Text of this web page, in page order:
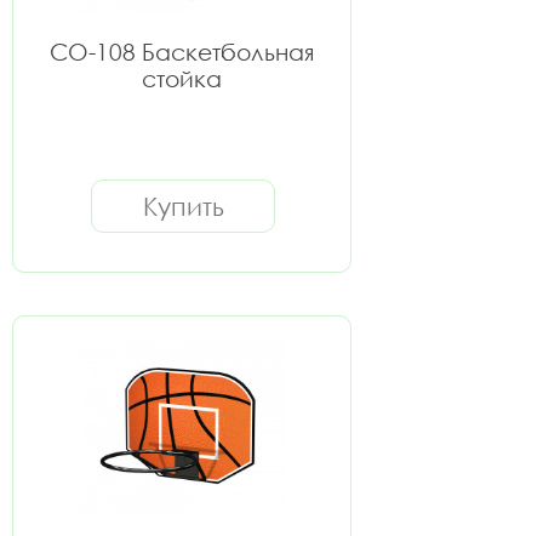
СО-108 Баскетбольная
стойка
Купить